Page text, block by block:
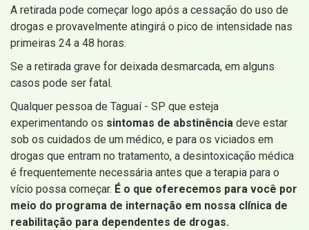
A retirada pode começar logo após a cessação do uso de
drogas e provavelmente atingirá o pico de intensidade nas
primeiras 24 a 48 horas.
Se a retirada grave for deixada desmarcada, em alguns
casos pode ser fatal.
Qualquer pessoa de Taguaí - SP que esteja
experimentando os sintomas de abstinência deve estar
sob os cuidados de um médico, e para os viciados em
drogas que entram no tratamento, a desintoxicação médica
é frequentemente necessária antes que a terapia para o
vício possa começar. É o que oferecemos para você por
meio do programa de internação em nossa clínica de
reabilitação para dependentes de drogas.